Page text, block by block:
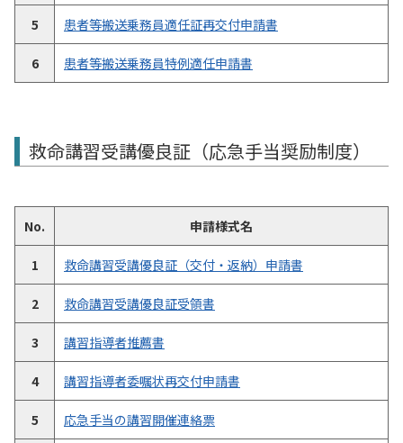
5 患者等搬送乗務員適任証再交付申請書
6 患者等搬送乗務員特例適任申請書
救命講習受講優良証（応急手当奨励制度）
No. 申請様式名
1 救命講習受講優良証（交付・返納）申請書
2 救命講習受講優良証受領書
3 講習指導者推薦書
4 講習指導者委嘱状再交付申請書
5 応急手当の講習開催連絡票